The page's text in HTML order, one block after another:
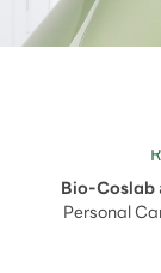
Bio-Coslab
Personal